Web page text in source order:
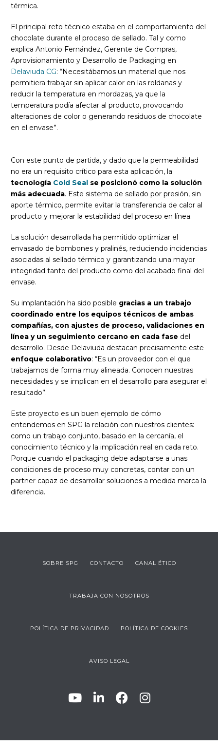
térmica.
El principal reto técnico estaba en el comportamiento del
chocolate durante el proceso de sellado. Tal y como
explica Antonio Fernández, Gerente de Compras,
Aprovisionamiento y Desarrollo de Packaging en
Delaviuda CG: “Necesitábamos un material que nos
permitiera trabajar sin aplicar calor en las roldanas y
reducir la temperatura en mordazas, ya que la
temperatura podía afectar al producto, provocando
alteraciones de color o generando residuos de chocolate
en el envase”.
Con este punto de partida, y dado que la permeabilidad
no era un requisito crítico para esta aplicación, la
tecnología Cold Seal se posicionó como la solución
más adecuada. Este sistema de sellado por presión, sin
aporte térmico, permite evitar la transferencia de calor al
producto y mejorar la estabilidad del proceso en línea.
La solución desarrollada ha permitido optimizar el
envasado de bombones y pralinés, reduciendo incidencias
asociadas al sellado térmico y garantizando una mayor
integridad tanto del producto como del acabado final del
envase.
Su implantación ha sido posible gracias a un trabajo
coordinado entre los equipos técnicos de ambas
compañías, con ajustes de proceso, validaciones en
línea y un seguimiento cercano en cada fase del
desarrollo. Desde Delaviuda destacan precisamente este
enfoque colaborativo: “Es un proveedor con el que
trabajamos de forma muy alineada. Conocen nuestras
necesidades y se implican en el desarrollo para asegurar el
resultado”.
Este proyecto es un buen ejemplo de cómo
entendemos en SPG la relación con nuestros clientes:
como un trabajo conjunto, basado en la cercanía, el
conocimiento técnico y la implicación real en cada reto.
Porque cuando el packaging debe adaptarse a unas
condiciones de proceso muy concretas, contar con un
partner capaz de desarrollar soluciones a medida marca la
diferencia.
SOBRE SPG CONTACTO CANAL ÉTICO
TRABAJA CON NOSOTROS
POLÍTICA DE PRIVACIDAD POLÍTICA DE COOKIES
AVISO LEGAL